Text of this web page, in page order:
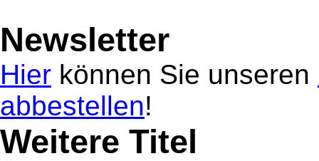
Newsletter
Hier können Sie unseren
abbestellen!
Weitere Titel